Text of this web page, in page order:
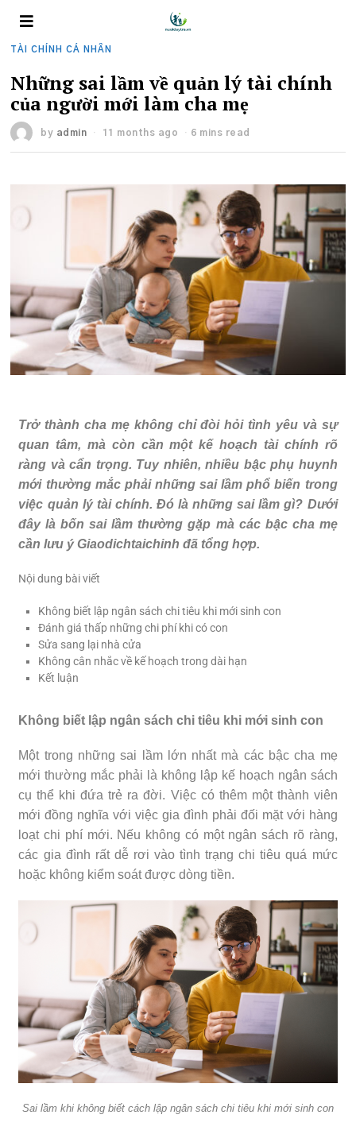
TÀI CHÍNH CÁ NHÂN
Những sai lầm về quản lý tài chính
của người mới làm cha mẹ
by admin 11 months ago 6 mins read
Trở thành cha mẹ không chỉ đòi hỏi tình yêu và sự
quan tâm, mà còn cần một kế hoạch tài chính rõ
ràng và cẩn trọng. Tuy nhiên, nhiều bậc phụ huynh
mới thường mắc phải những sai lầm phổ biến trong
việc quản lý tài chính. Đó là những sai lầm gì? Dưới
đây là bốn sai lầm thường gặp mà các bậc cha mẹ
cần lưu ý Giaodichtaichinh đã tổng hợp.
Nội dung bài viết
Không biết lập ngân sách chi tiêu khi mới sinh con
Đánh giá thấp những chi phí khi có con
Sửa sang lại nhà cửa
Không cân nhắc về kế hoạch trong dài hạn
Kết luận
Không biết lập ngân sách chi tiêu khi mới sinh con
Một trong những sai lầm lớn nhất mà các bậc cha mẹ
mới thường mắc phải là không lập kế hoạch ngân sách
cụ thể khi đứa trẻ ra đời. Việc có thêm một thành viên
mới đồng nghĩa với việc gia đình phải đối mặt với hàng
loạt chi phí mới. Nếu không có một ngân sách rõ ràng,
các gia đình rất dễ rơi vào tình trạng chi tiêu quá mức
hoặc không kiểm soát được dòng tiền.
Sai lầm khi không biết cách lập ngân sách chi tiêu khi mới sinh con